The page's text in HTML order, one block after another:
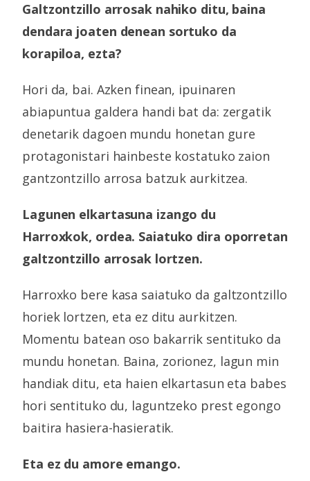
Galtzontzillo arrosak nahiko ditu, baina
dendara joaten denean sortuko da
korapiloa, ezta?
Hori da, bai. Azken finean, ipuinaren
abiapuntua galdera handi bat da: zergatik
denetarik dagoen mundu honetan gure
protagonistari hainbeste kostatuko zaion
gantzontzillo arrosa batzuk aurkitzea.
Lagunen elkartasuna izango du
Harroxkok, ordea. Saiatuko dira oporretan
galtzontzillo arrosak lortzen.
Harroxko bere kasa saiatuko da galtzontzillo
horiek lortzen, eta ez ditu aurkitzen.
Momentu batean oso bakarrik sentituko da
mundu honetan. Baina, zorionez, lagun min
handiak ditu, eta haien elkartasun eta babes
hori sentituko du, laguntzeko prest egongo
baitira hasiera-hasieratik.
Eta ez du amore emango.